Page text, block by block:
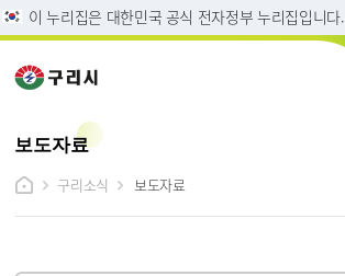
이 누리집은 대한민국 공식 전자정부 누리집입니다.
보도자료
구리소식
보도자료